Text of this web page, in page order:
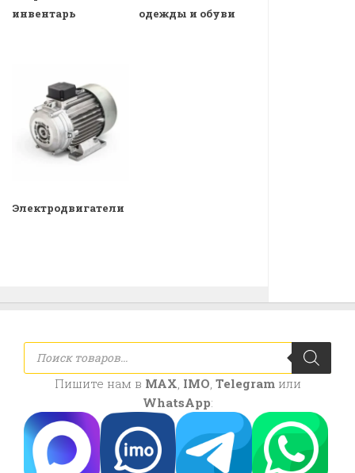
инвентарь
одежды и обуви
Электродвигатели
Поиск
товаров
Пишите нам в MAX IMO Telegramили
WhatsApp: